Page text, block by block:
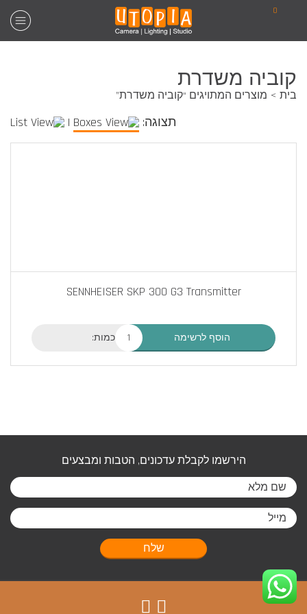
0
קוביה משדרת
בית מוצרים המתויגים “קוביה משדרת”
תצוגה: |
SENNHEISER SKP 300 G3 Transmitter
כמות: הוסף לרשימה
הירשמו לקבלת עדכונים, הטבות ומבצעים
שלח